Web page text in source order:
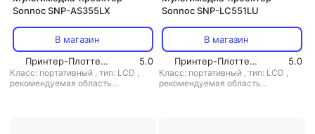
Sonnoc SNP-AS355LX
В магазин
Принтер-Плоттер.ру
5.0
Класс: портативный , тип: LCD ,
рекомендуемая область
Sonnoc SNP-LC551LU
В магазин
Принтер-Плоттер.ру
5.0
Класс: портативный , тип: LCD ,
рекомендуемая область